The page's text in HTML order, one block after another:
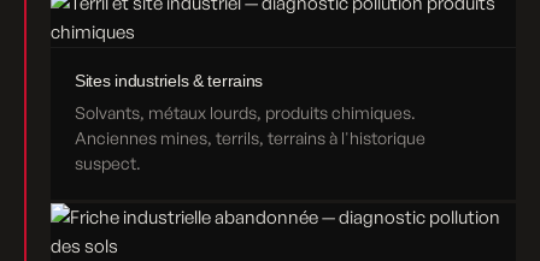
Sites industriels & terrains
Solvants, métaux lourds, produits chimiques.
Anciennes mines, terrils, terrains à l'historique
suspect.